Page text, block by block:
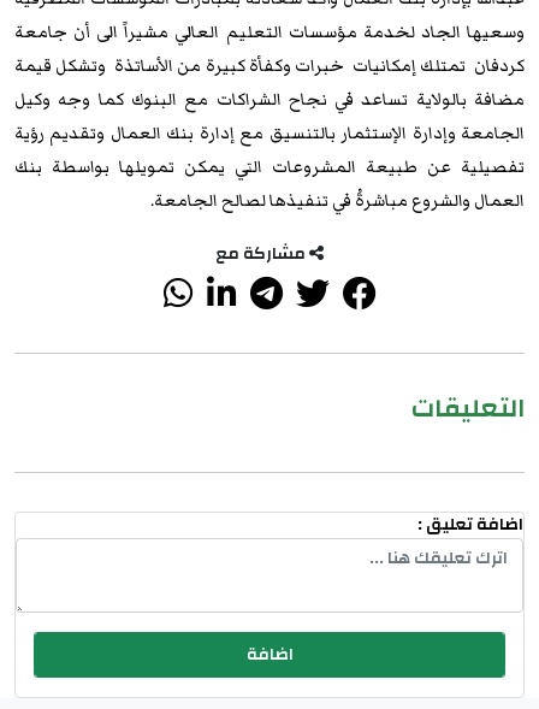
وسعيها الجاد لخدمة مؤسسات التعليم العالي مشيراً الى أن جامعة
كردفان تمتلك إمكانيات خبرات وكفأة كبيرة من الأساتذة وتشكل قيمة
مضافة بالولاية تساعد في نجاح الشراكات مع البنوك كما وجه وكيل
الجامعة وإدارة الإستثمار بالتنسيق مع إدارة بنك العمال وتقديم رؤية
تفصيلية عن طبيعة المشروعات التي يمكن تمويلها بواسطة بنك
العمال والشروع مباشرةُ في تنفيذها لصالح الجامعة.
مشاركة مع
التعليقات
اضافة تعليق :